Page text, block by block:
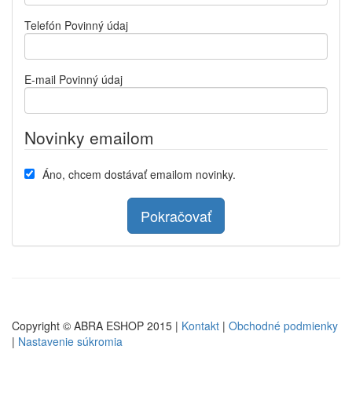
Telefón Povinný údaj
E-mail Povinný údaj
Novinky emailom
Áno, chcem dostávať emailom novinky.
Pokračovať
Copyright © ABRA ESHOP 2015 | Kontakt | Obchodné podmienky
| Nastavenie súkromia